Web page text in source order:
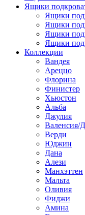
Ящики
Ящики
Ящики
Ящики
Ящики
Коллекции
Вандея
Ареццо
Флорина
Финистер
Хьюстон
Альба
Джулия
Валенсия/
Верди
Юджин
Дана
Алези
Манхэттен
Мальта
Оливия
Фиджи
Амина